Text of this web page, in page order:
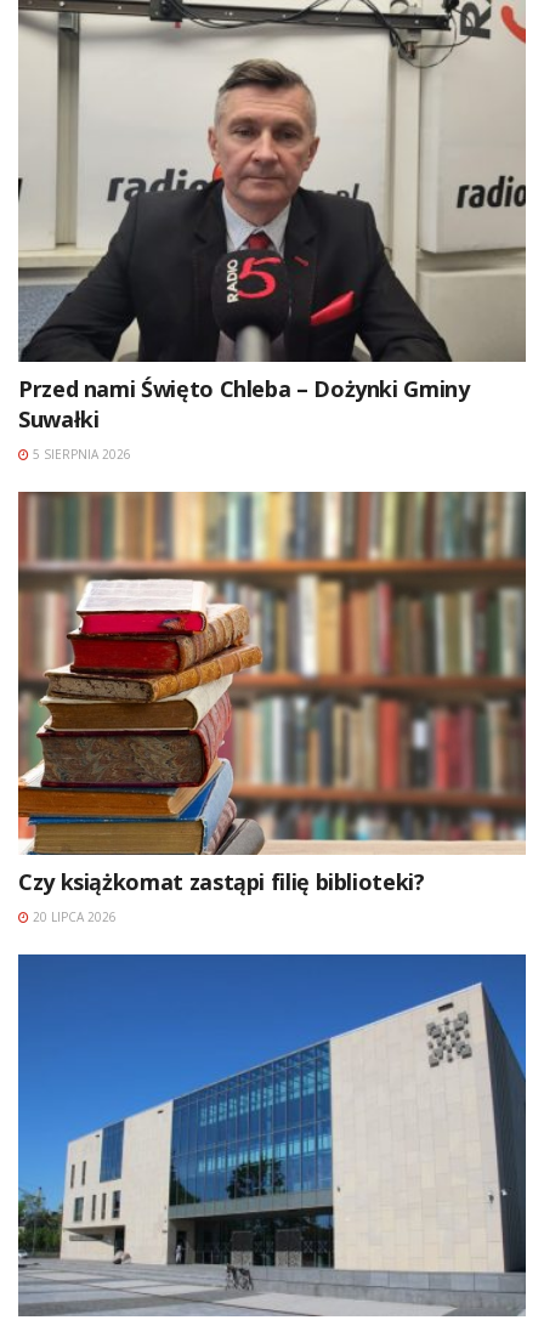
Przed nami Święto Chleba – Dożynki Gminy
Suwałki
5 SIERPNIA 2026
Czy książkomat zastąpi filię biblioteki?
20 LIPCA 2026